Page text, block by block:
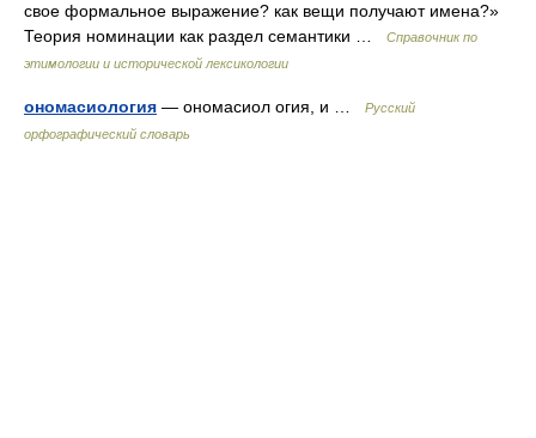
свое формальное выражение? как вещи получают имена?»
Теория номинации как раздел семантики …
Справочник по
этимологии и исторической лексикологии
ономасиология — ономасиол огия, и …
Русский
орфографический словарь